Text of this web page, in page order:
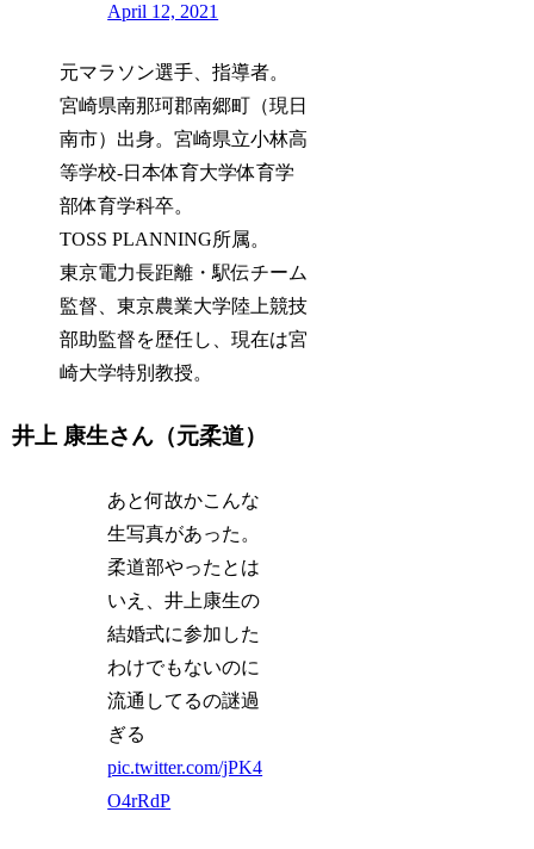
April 12, 2021
元マラソン選手、指導者。
宮崎県南那珂郡南郷町（現日
南市）出身。宮崎県立小林高
等学校-日本体育大学体育学
部体育学科卒。
TOSS PLANNING所属。
東京電力長距離・駅伝チーム
監督、東京農業大学陸上競技
部助監督を歴任し、現在は宮
崎大学特別教授。
井上 康生さん（元柔道）
あと何故かこんな
生写真があった。
柔道部やったとは
いえ、井上康生の
結婚式に参加した
わけでもないのに
流通してるの謎過
ぎる
pic.twitter.com/jPK4
O4rRdP